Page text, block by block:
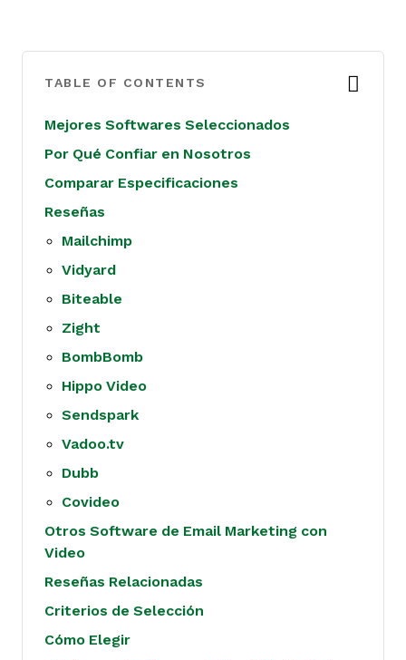
TABLE OF CONTENTS
Mejores Softwares Seleccionados
Por Qué Confiar en Nosotros
Comparar Especificaciones
Reseñas
Mailchimp
Vidyard
Biteable
Zight
BombBomb
Hippo Video
Sendspark
Vadoo.tv
Dubb
Covideo
Otros Software de Email Marketing con
Video
Reseñas Relacionadas
Criterios de Selección
Cómo Elegir